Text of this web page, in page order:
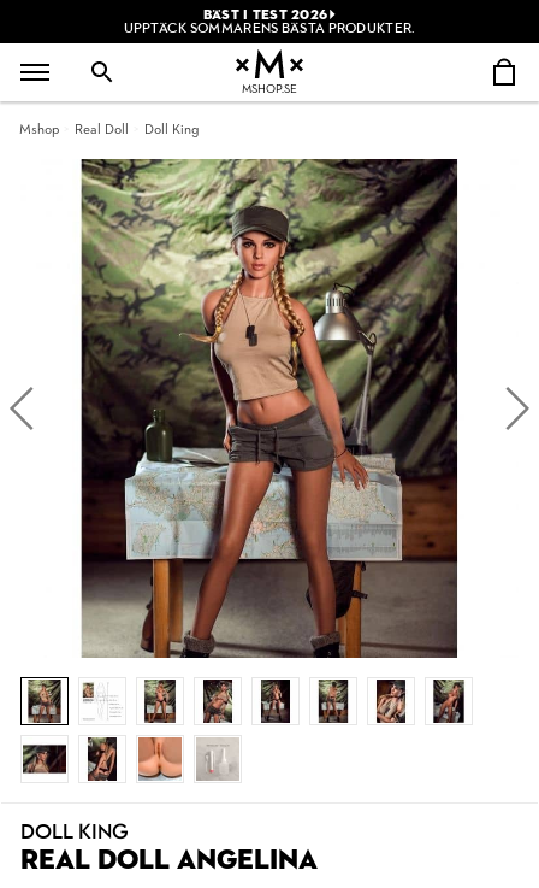
BÄST I TEST 2026
UPPTÄCK SOMMARENS BÄSTA PRODUKTER.
MSHOP.SE
Mshop Real Doll Doll King
DOLL KING
REAL DOLL ANGELINA